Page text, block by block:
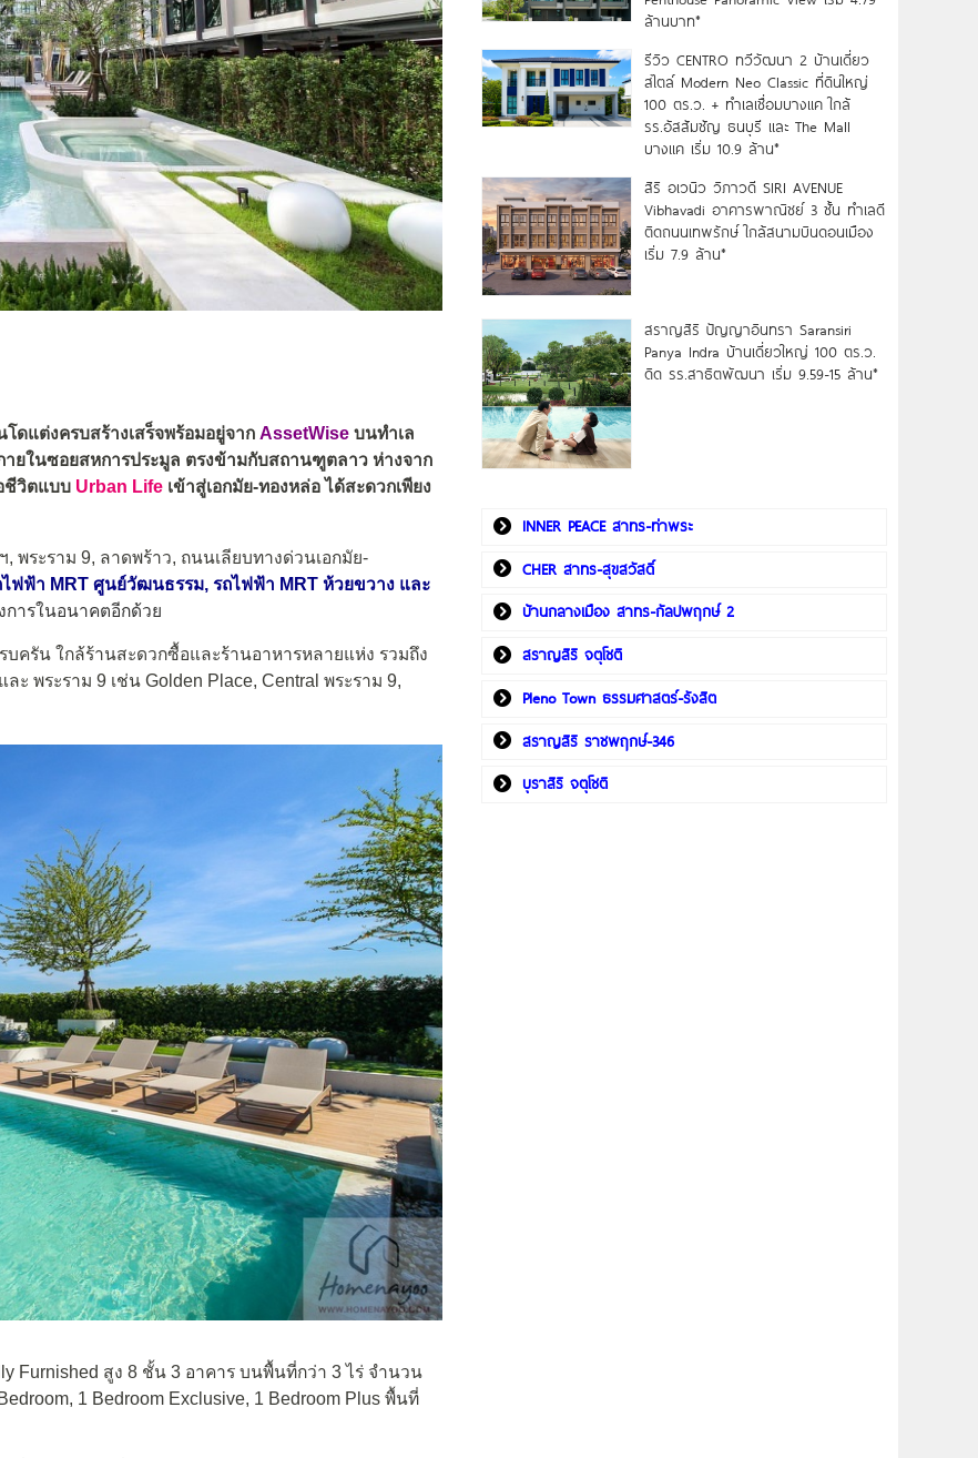
โดแต่งครบสร้างเสร็จพร้อมอยู่จาก AssetWise บนทำเล
ายในซอยสหการประมูล ตรงข้ามกับสถานฑูตลาว ห่างจาก
ชีวิตแบบ Urban Life เข้าสู่เอกมัย-ทองหล่อ ได้สะดวกเพียง
พระราม 9, ลาดพร้าว, ถนนเลียบทางด่วนเอกมัย-
ไฟฟ้า MRT ศูนย์วัฒนธรรม, รถไฟฟ้า MRT ห้วยขวาง และ
การในอนาคตอีกด้วย
ครัน ใกล้ร้านสะดวกซื้อและร้านอาหารหลายแห่ง รวมถึง
พระราม 9 เช่น Golden Place, Central พระราม 9,
Furnished สูง 8 ชั้น 3 อาคาร บนพื้นที่กว่า 3 ไร่ จำนวน
1 Bedroom Exclusive, 1 Bedroom Plus พื้นที่
ล้านบาท*
รีวิว CENTRO ทวีวัฒนา 2 บ้านเดี่ยว
สไตล์ Modern Neo Classic ที่ดินใหญ่
100 ตร.ว. + ทำเลเชื่อมบางแค ใกล้
รร.อัสสัมชัญ ธนบุรี และ The Mall
บางแค เริ่ม 10.9 ล้าน*
สิริ อเวนิว วิภาวดี SIRI AVENUE
Vibhavadi อาคารพาณิชย์ 3 ชั้น ทำเลดี
ติดถนนเทพรักษ์ ใกล้สนามบินดอนเมือง
เริ่ม 7.9 ล้าน*
สราญสิริ ปัญญาอินทรา Saransiri
Panya Indra บ้านเดี่ยวใหญ่ 100 ตร.ว.
ดิด รร.สาธิตพัฒนา เริ่ม 9.59-15 ล้าน*
INNER PEACE สาทร-ท่าพระ
CHER สาทร-สุขสวัสดิ์
บ้านกลางเมือง สาทร-กัลปพฤกษ์ 2
สราญสิริ จตุโชติ
Pleno Town ธรรมศาสตร์-รังสิต
สราญสิริ ราชพฤกษ์-346
บุราสิริ จตุโชติ